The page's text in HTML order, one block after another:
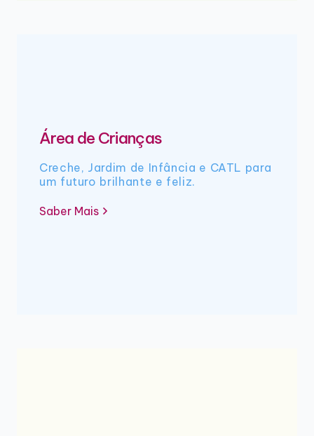
Área de Crianças
Creche, Jardim de Infância e CATL para
um futuro brilhante e feliz.
Saber Mais